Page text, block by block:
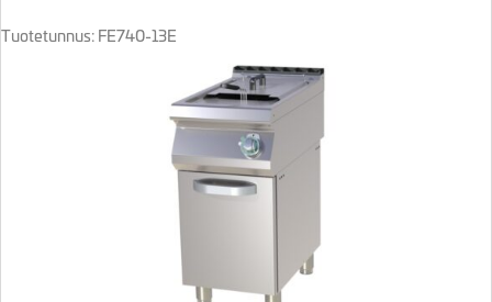
Tuotetunnus: FE740-13E